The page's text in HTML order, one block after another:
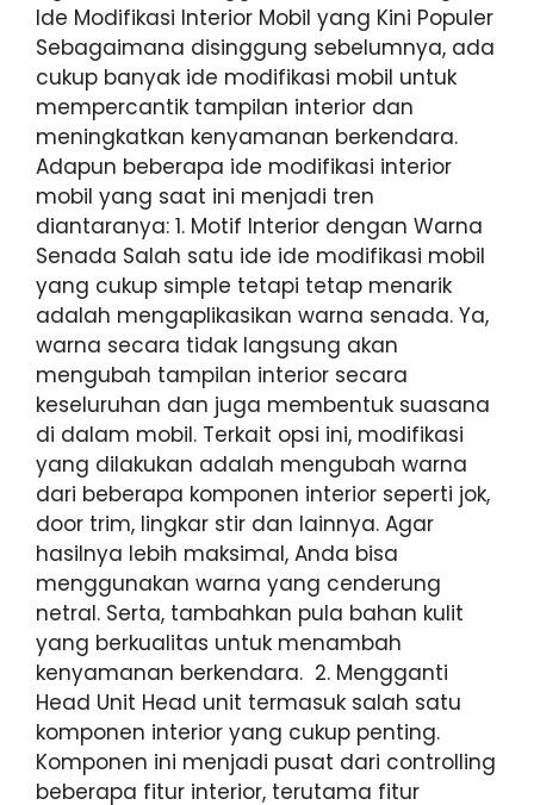
Ide Modifikasi Interior Mobil yang Kini Populer
Sebagaimana disinggung sebelumnya, ada
cukup banyak ide modifikasi mobil untuk
mempercantik tampilan interior dan
meningkatkan kenyamanan berkendara.
Adapun beberapa ide modifikasi interior
mobil yang saat ini menjadi tren
diantaranya: 1. Motif Interior dengan Warna
Senada Salah satu ide ide modifikasi mobil
yang cukup simple tetapi tetap menarik
adalah mengaplikasikan warna senada. Ya,
warna secara tidak langsung akan
mengubah tampilan interior secara
keseluruhan dan juga membentuk suasana
di dalam mobil. Terkait opsi ini, modifikasi
yang dilakukan adalah mengubah warna
dari beberapa komponen interior seperti jok,
door trim, lingkar stir dan lainnya. Agar
hasilnya lebih maksimal, Anda bisa
menggunakan warna yang cenderung
netral. Serta, tambahkan pula bahan kulit
yang berkualitas untuk menambah
kenyamanan berkendara. 2. Mengganti
Head Unit Head unit termasuk salah satu
komponen interior yang cukup penting.
Komponen ini menjadi pusat dari controlling
beberapa fitur interior, terutama fitur